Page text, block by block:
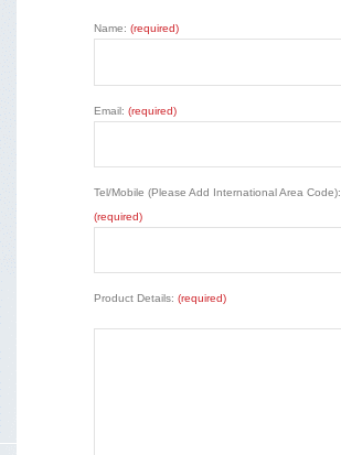
Name: (required)
Email: (required)
Tel/Mobile (Please Add International Area Code):
(required)
Product Details: (required)